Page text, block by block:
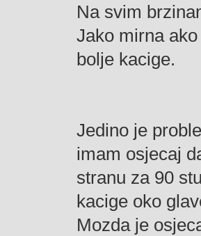
Na svim
Jako mirna
bolje kacige.
Jedino je
imam osjecaj
stranu za 90
kacige oko
Mozda je